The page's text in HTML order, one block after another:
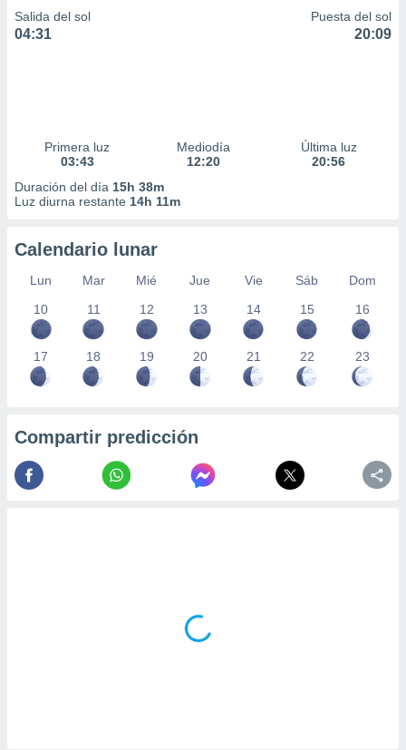
Salida del sol
04:31
Puesta del sol
20:09
Primera luz
03:43
Mediodía
12:20
Última luz
20:56
Duración del día 15h 38m
Luz diurna restante 14h 11m
Calendario lunar
Lun Mar Mié Jue Vie Sáb
Dom
10
11 12 13 14 15 16
17 18 19 20 21 22 23
Compartir predicción